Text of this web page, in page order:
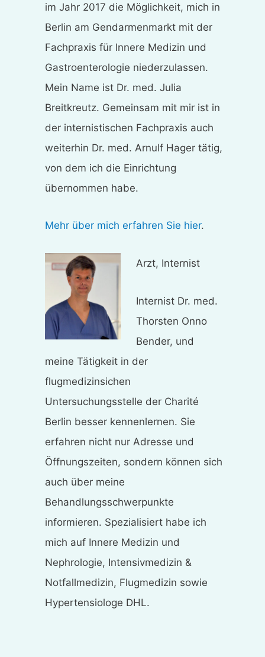
im Jahr 2017 die Möglichkeit, mich in
Berlin am Gendarmenmarkt mit der
Fachpraxis für Innere Medizin und
Gastroenterologie niederzulassen.
Mein Name ist Dr. med. Julia
Breitkreutz. Gemeinsam mit mir ist in
der internistischen Fachpraxis auch
weiterhin Dr. med. Arnulf Hager tätig,
von dem ich die Einrichtung
übernommen habe.
Mehr über mich erfahren Sie hier.
Arzt, Internist
Internist Dr. med.
Thorsten Onno
Bender, und
meine Tätigkeit in der
flugmedizinsichen
Untersuchungsstelle der Charité
Berlin besser kennenlernen. Sie
erfahren nicht nur Adresse und
Öffnungszeiten, sondern können sich
auch über meine
Behandlungsschwerpunkte
informieren. Spezialisiert habe ich
mich auf Innere Medizin und
Nephrologie, Intensivmedizin &
Notfallmedizin, Flugmedizin sowie
Hypertensiologe DHL.